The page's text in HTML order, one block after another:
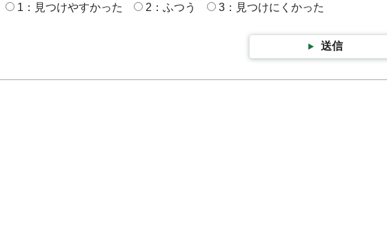
1：見つけやすかった
2：ふつう 3：見つけにくかった
送信